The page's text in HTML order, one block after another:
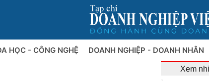
HỌC - CÔNG NGHỆ DOANH NGHIỆP - DOANH NHÂN
Xem